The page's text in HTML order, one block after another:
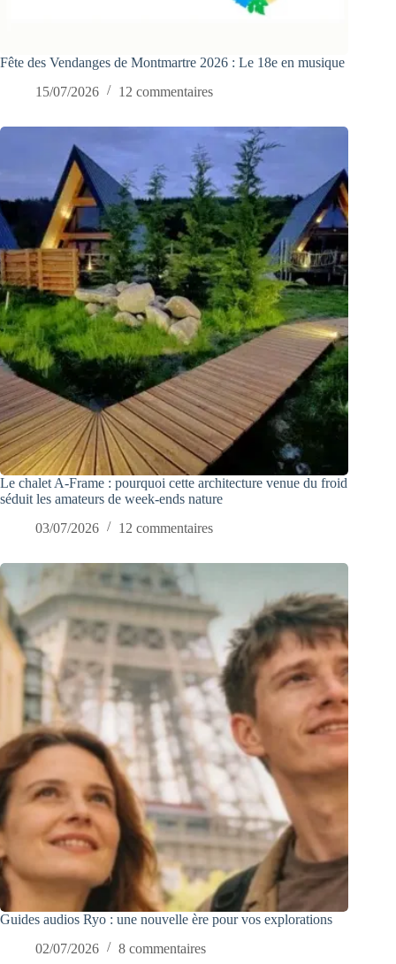
Fête des Vendanges de Montmartre 2026 : Le 18e en musique
15/07/2026
12 commentaires
Le chalet A-Frame : pourquoi cette architecture venue du froid
séduit les amateurs de week-ends nature
03/07/2026
12 commentaires
Guides audios Ryo : une nouvelle ère pour vos explorations
02/07/2026
8 commentaires